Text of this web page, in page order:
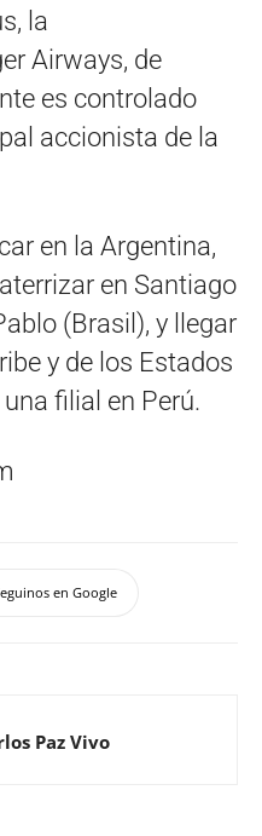
la
Airways, de
es controlado
accionista de la
en la Argentina,
en Santiago
(Brasil), y llegar
y de los Estados
filial en Perú.
en Google
Paz Vivo